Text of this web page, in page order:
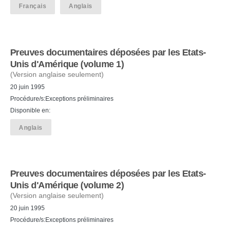
Français Anglais
Preuves documentaires déposées par les Etats-
Unis d'Amérique (volume 1)
(Version anglaise seulement)
20 juin 1995
Procédure/s:Exceptions préliminaires
Disponible en:
Anglais
Preuves documentaires déposées par les Etats-
Unis d'Amérique (volume 2)
(Version anglaise seulement)
20 juin 1995
Procédure/s:Exceptions préliminaires